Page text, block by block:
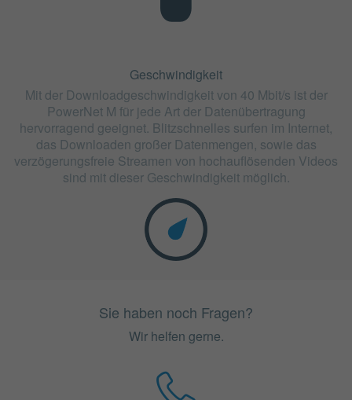
Geschwindigkeit
Mit der Downloadgeschwindigkeit von 40 Mbit/s ist der
PowerNet M für jede Art der Datenübertragung
hervorragend geeignet. Blitzschnelles surfen im Internet,
das Downloaden großer Datenmengen, sowie das
verzögerungsfreie Streamen von hochauflösenden Videos
sind mit dieser Geschwindigkeit möglich.
Sie haben noch Fragen?
Wir helfen gerne.